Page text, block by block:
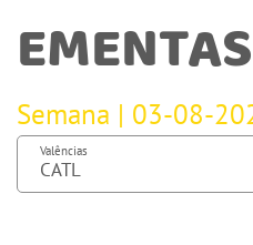
EMENTAS
Semana | 03-08-
Valências